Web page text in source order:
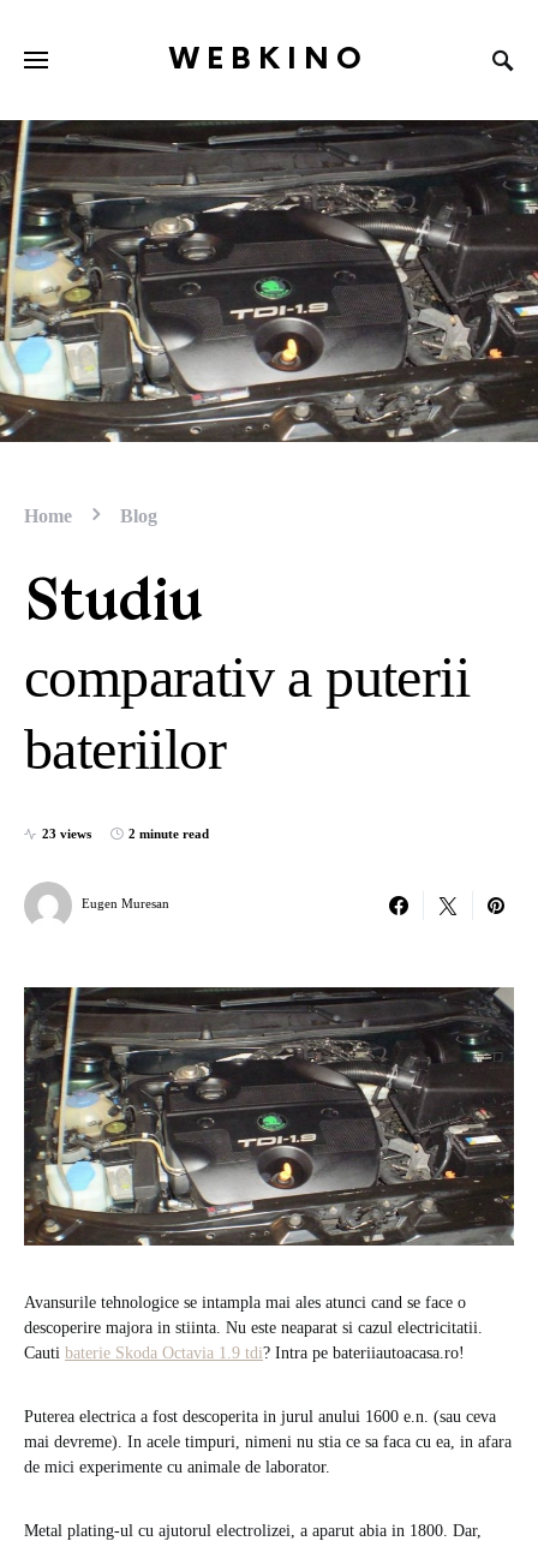
WEBKINO
Home Blog
Studiu
comparativ a puterii
bateriilor
23 views 2 minute read
Eugen Muresan
Avansurile tehnologice se intampla mai ales atunci cand se face o
descoperire majora in stiinta. Nu este neaparat si cazul electricitatii.
Cauti baterie Skoda Octavia 1.9 tdi? Intra pe bateriiautoacasa.ro!
Puterea electrica a fost descoperita in jurul anului 1600 e.n. (sau ceva
mai devreme). In acele timpuri, nimeni nu stia ce sa faca cu ea, in afara
de mici experimente cu animale de laborator.
Metal plating-ul cu ajutorul electrolizei, a aparut abia in 1800. Dar,